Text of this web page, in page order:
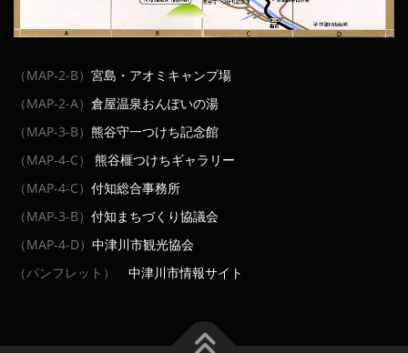
（MAP-2-B） 宮島・アオミキャンプ場
（MAP-2-A） 倉屋温泉おんぽいの湯
（MAP-3-B） 熊谷守一つけち記念館
（MAP-4-C）
熊谷榧つけちギャラリー
（MAP-4-C） 付知総合事務所
（MAP-3-B） 付知まちづくり協議会
（MAP-4-D） 中津川市観光協会
（パンフレット）
中津川市情報サイト